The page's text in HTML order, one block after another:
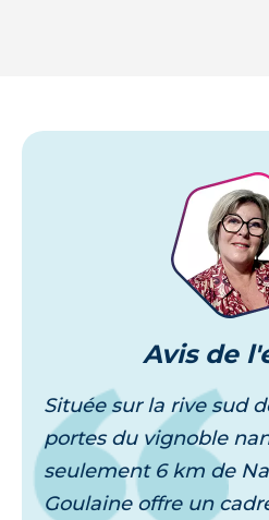
Je
Avisde
Située sur la rive sud
portes du vignoble
seulement 6 km de
Goulaine offre un